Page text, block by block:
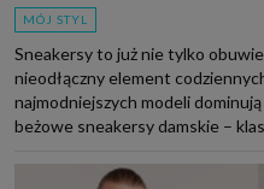
MÓJ STYL
Sneakersy to już nie tylko
nieodłączny element
najmodniejszych modeli
beżowe sneakersy damskie –